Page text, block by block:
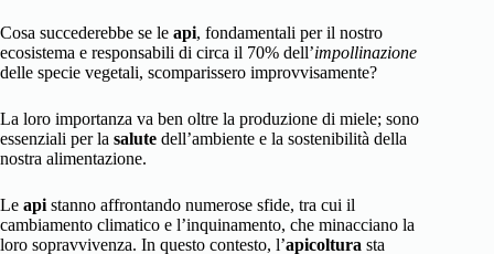
Cosa succederebbe se le api, fondamentali per il nostro
ecosistema e responsabili di circa il 70% dell’impollinazione
delle specie vegetali, scomparissero improvvisamente?
La loro importanza va ben oltre la produzione di miele; sono
essenziali per la salute dell’ambiente e la sostenibilità della
nostra alimentazione.
Le api stanno affrontando numerose sfide, tra cui il
cambiamento climatico e l’inquinamento, che minacciano la
loro sopravvivenza. In questo contesto, l’apicoltura sta